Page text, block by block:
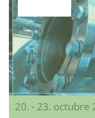
20. - 23. octubre